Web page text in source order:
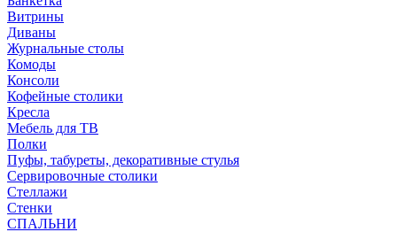
Витрины
Диваны
Журнальные столы
Комоды
Консоли
Кофейные столики
Кресла
Мебель для ТВ
Полки
Пуфы, табуреты, декоративные стулья
Сервировочные столики
Стеллажи
Стенки
СПАЛЬНИ